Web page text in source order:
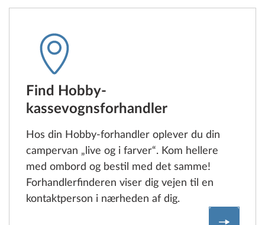
Find Hobby-
kassevognsforhandler
Hos din Hobby-forhandler oplever du din
campervan „live og i farver“. Kom hellere
med ombord og bestil med det samme!
Forhandlerfinderen viser dig vejen til en
kontaktperson i nærheden af dig.
Find